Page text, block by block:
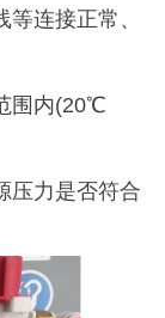
连接正常、
围内(20℃
力是否符合